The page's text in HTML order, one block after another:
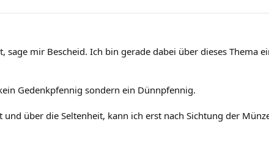
sage mir Bescheid. Ich bin gerade dabei über dieses Thema
Gedenkpfennig sondern ein Dünnpfennig.
über die Seltenheit, kann ich erst nach Sichtung der